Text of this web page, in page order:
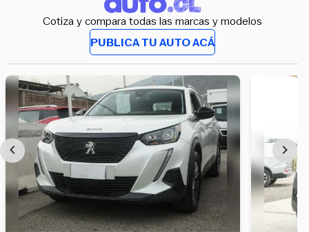
Cotiza y compara todas las marcas y modelos
PUBLICA TU AUTO ACÁ